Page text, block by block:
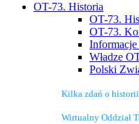
OT-73. Historia
OT-73.
OT-73.
Władze
Polski
Kilka zdań o
Wirtualny Oddział